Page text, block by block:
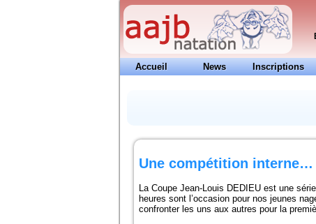
Accueil
News Inscriptions
Une compétition interne…
La Coupe Jean-Louis DEDIEU est une
heures sont l’occasion pour nos jeunes
confronter les uns aux autres pour la